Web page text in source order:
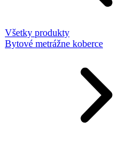
Všetky produkty
Bytové metrážne koberce